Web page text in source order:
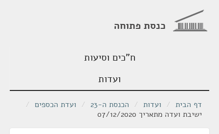
כנסת פתוחה
ח"כים וסיעות
ועדות
דף הבית / ועדות / הכנסת ה-23 / ועדת הכספים /
ישיבת ועדה מתאריך 07/12/2020